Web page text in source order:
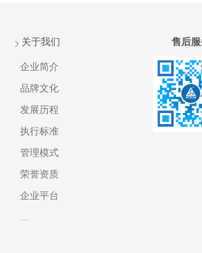
关于我们
企业简介
品牌文化
发展历程
执行标准
管理模式
荣誉资质
企业平台
售后